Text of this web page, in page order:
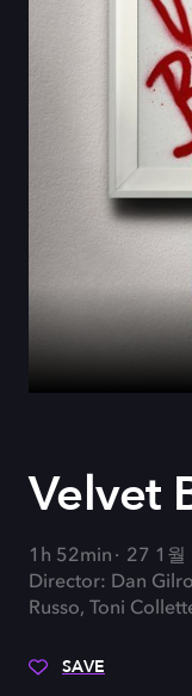
Velvet
1h 52min
27 1월
Director: Dan
Russo, Toni
SAVE